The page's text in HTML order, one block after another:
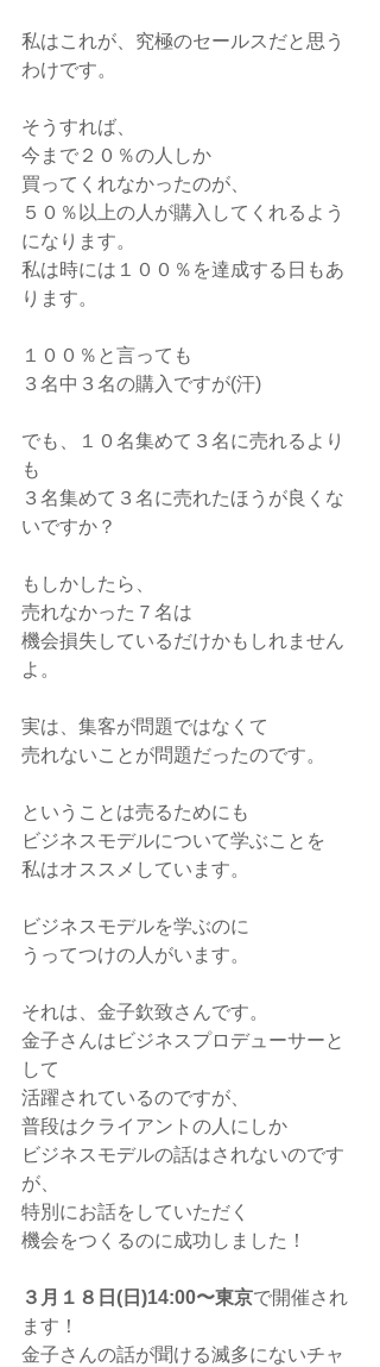
私はこれが、究極のセールスだと思う
わけです。
そうすれば、
今まで２０％の人しか
買ってくれなかったのが、
５０％以上の人が購入してくれるよう
になります。
私は時には１００％を達成する日もあ
ります。
１００％と言っても
３名中３名の購入ですが(汗)
でも、１０名集めて３名に売れるより
も
３名集めて３名に売れたほうが良くな
いですか？
もしかしたら、
売れなかった７名は
機会損失しているだけかもしれません
よ。
実は、集客が問題ではなくて
売れないことが問題だったのです。
ということは売るためにも
ビジネスモデルについて学ぶことを
私はオススメしています。
ビジネスモデルを学ぶのに
うってつけの人がいます。
それは、金子欽致さんです。
金子さんはビジネスプロデューサーと
して
活躍されているのですが、
普段はクライアントの人にしか
ビジネスモデルの話はされないのです
が、
特別にお話をしていただく
機会をつくるのに成功しました！
３月１８日(日)14:00〜東京で開催され
ます！
金子さんの話が聞ける滅多にないチャ